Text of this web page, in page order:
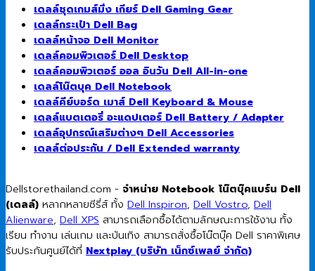
เดลล์ชุดเกมส์มิ่ง เกียร์ Dell Gaming Gear
เดลล์กระเป๋า Dell Bag
เดลล์หน้าจอ Dell Monitor
เดลล์คอมพิวเตอร์ Dell Desktop
เดลล์คอมพิวเตอร์ ออล อินวัน Dell All-in-one
เดลล์โน๊ตบุค Dell Notebook
เดลล์คีย์บอร์ด เมาส์ Dell Keyboard & Mouse
เดลล์แบตเตอรี่ อะแดปเตอร์ Dell Battery / Adapter
เดลล์อุปกรณ์เสริมต่างๆ Dell Accessories
เดลล์ต่อประกัน / Dell Extended warranty
Dellstorethailand.com - จำหน่าย Notebook โน๊ตบุ๊คแบร์น Dell
(เดลล์) หลากหลายซีรี่ส์ ทั้ง Dell Inspiron, Dell Vostro, Dell
Alienware, Dell XPS สามารถเลือกซื้อได้ตามลักษณะการใช้งาน ทั้ง
เรียน ทำงาน เล่นเกม และบันเทิง สามารถสั่งซื้อโน๊ตบุ๊ค Dell ราคาพิเศษ
รับประกันศูนย์ได้ที่ Nextplay (บริษัท เน็กซ์เพลย์ จำกัด)